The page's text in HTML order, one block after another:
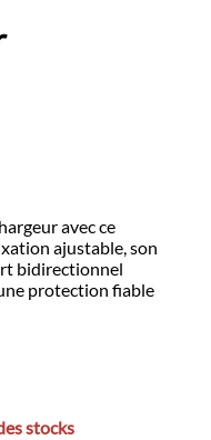
avec ce
ajustable, son
bidirectionnel
protection fiable
stocks